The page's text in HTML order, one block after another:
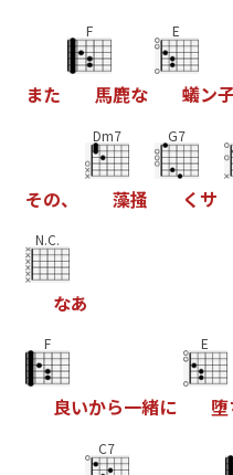
また
F
馬鹿な
E
蟻ン
その、
Dm7
藻掻
G7
く サ
N.C.
なあ
F
良いから一緒に
E
堕
C7